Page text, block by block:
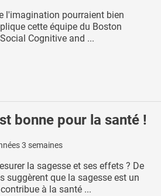
l'imagination pourraient bien
cette équipe du Boston
Cognitive and ...
bonne pour la santé !
3 semaines
la sagesse et ses effets ? De
suggèrent que la sagesse est un
à la santé ...